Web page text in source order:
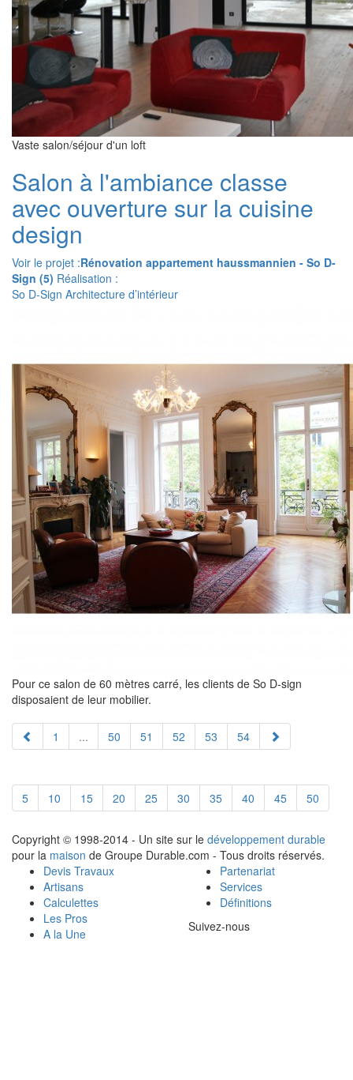
Vaste salon/séjour d'un loft
Salon à l'ambiance classe
avec ouverture sur la cuisine
design
Voir le projet :Rénovation appartement haussmannien - So D-
Sign (5) Réalisation :
So D-Sign Architecture d’intérieur
Pour ce salon de 60 mètres carré, les clients de So D-sign
disposaient de leur mobilier.
1 ... 50 51 52 53 54
5 10 15 20 25 30 35 40 45 50
Copyright © 1998-2014 - Un site sur le développement durable
pour la maison de Groupe Durable.com - Tous droits réservés.
Devis Travaux
Artisans
Calculettes
Les Pros
A la Une
Partenariat
Services
Définitions
Suivez-nous